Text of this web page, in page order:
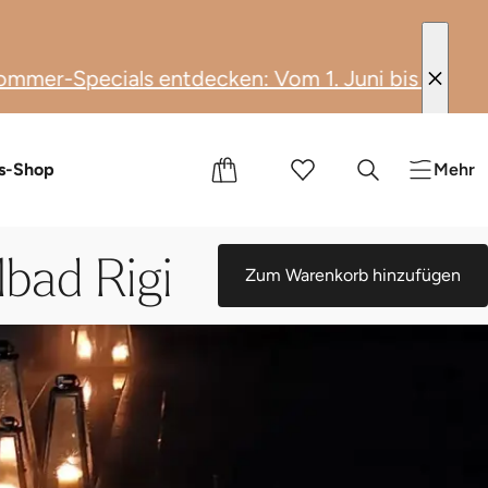
entdecken: Vom 1. Juni bis 31.
Shop Mehr
Rigi Zum Warenkorb hinzufügen